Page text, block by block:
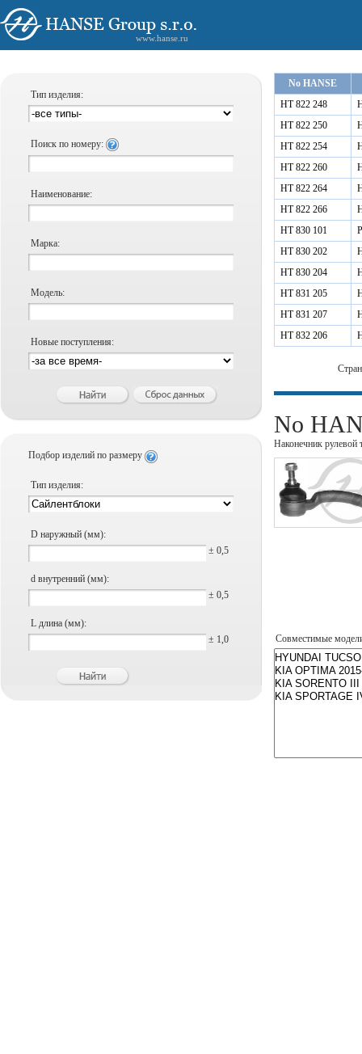
www.hanse.ru
Тип изделия:
Поиск по номеру:
Наименование:
Марка:
Модель:
Новые поступления:
Подбор изделий по размеру
Тип изделия:
D наружный (мм):
± 0,5
d внутренний (мм):
± 0,5
L длина (мм):
± 1,0
No HANSE
HT 822 248
HT 822 250
HT 822 254
HT 822 260
HT 822 264
HT 822 266
HT 830 101
HT 830 202
HT 830 204
HT 831 205
HT 831 207
HT 832 206
No
Наконечник рулевой
Совместимые